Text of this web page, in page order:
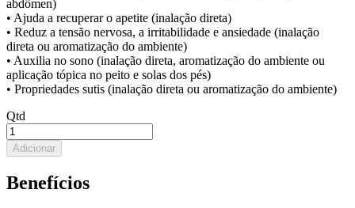
abdômen)
• Ajuda a recuperar o apetite (inalação direta)
• Reduz a tensão nervosa, a irritabilidade e ansiedade (inalação
direta ou aromatização do ambiente)
• Auxilia no sono (inalação direta, aromatização do ambiente ou
aplicação tópica no peito e solas dos pés)
• Propriedades sutis (inalação direta ou aromatização do ambiente)
Qtd
Adicionar
Benefícios